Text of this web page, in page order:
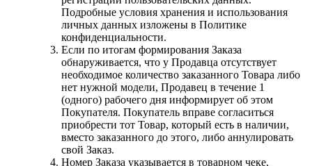
Подробные условия хранения и использования
личных данных изложены в Политике
конфиденциальности.
Если по итогам формирования Заказа
обнаруживается, что у Продавца отсутствует
необходимое количество заказанного Товара либо
нет нужной модели, Продавец в течение 1
(одного) рабочего дня информирует об этом
Покупателя. Покупатель вправе согласиться
приобрести тот Товар, который есть в наличии,
вместо заказанного до этого, либо аннулировать
свой Заказ.
Номер Заказа указывается в товарном чеке,